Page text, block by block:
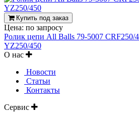
Купить под заказ
Цена: по запросу
Ролик цепи All Balls 79-5007 CRF250/
YZ250/450
О нас
Новости
Статьи
Контакты
Сервис